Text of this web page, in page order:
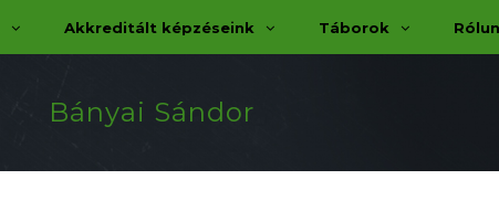
Akkreditált képzéseink Táborok
Bányai Sándor